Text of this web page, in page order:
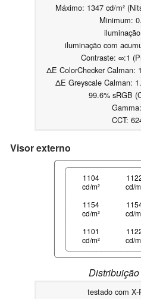
Máximo: 1347 cd/m²
Minimum:
iluminação com
Contraste: ∞:1
ΔE ColorChecker Calman:
ΔE Greyscale Calman:
99.6% sRGB
CCT:
Visor externo
1104
cd/m²
cd/
1154
cd/m²
cd/
1101
cd/m²
cd/
testado com